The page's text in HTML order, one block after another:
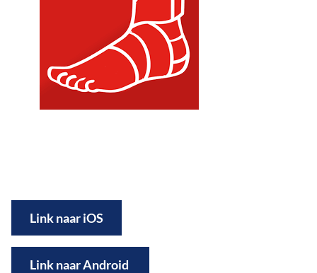
Link naar iOS
Link naar Android